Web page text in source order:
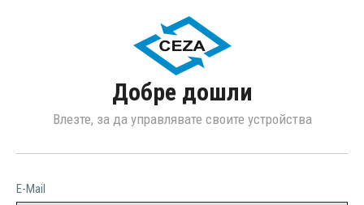
Добре дошли
Влезте, за да управлявате своите устройства
E-Mail